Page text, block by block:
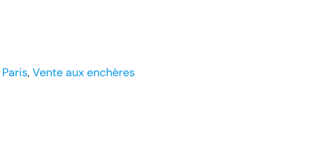
Paris, Vente aux enchères